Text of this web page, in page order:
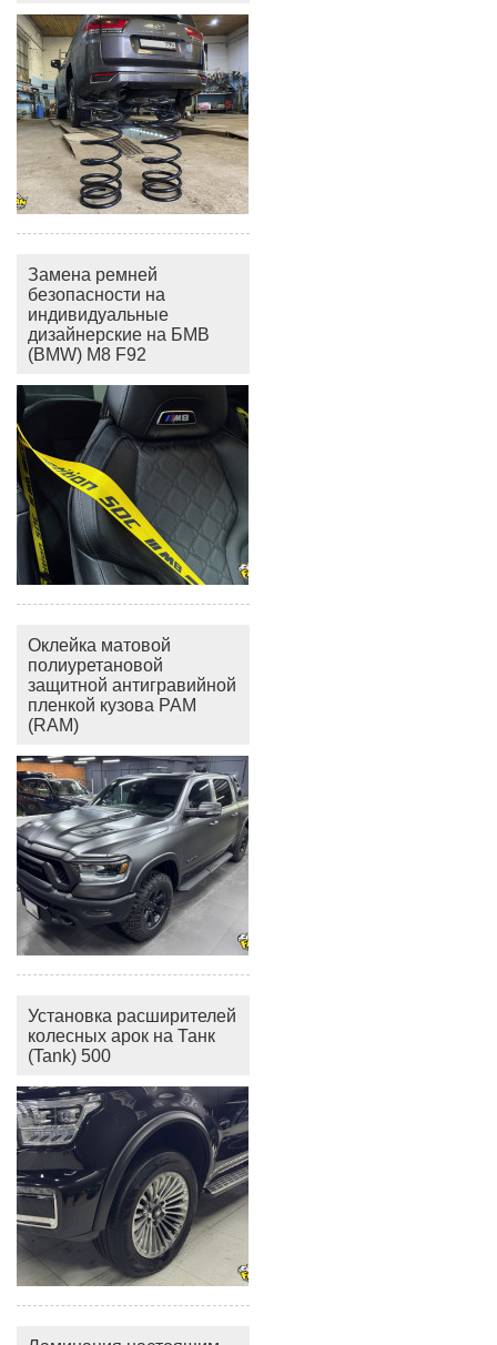
Замена ремней
безопасности на
индивидуальные
дизайнерские на БМВ
(BMW) M8 F92
Оклейка матовой
полиуретановой
защитной антигравийной
пленкой кузова РАМ
(RAM)
Установка расширителей
колесных арок на Танк
(Tank) 500